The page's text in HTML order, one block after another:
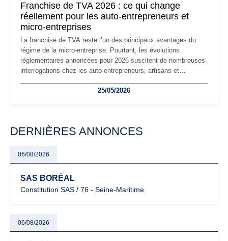
Franchise de TVA 2026 : ce qui change
réellement pour les auto-entrepreneurs et
micro-entreprises
La franchise de TVA reste l’un des principaux avantages du
régime de la micro-entreprise. Pourtant, les évolutions
réglementaires annoncées pour 2026 suscitent de nombreuses
interrogations chez les auto-entrepreneurs, artisans et
facturation ou risque de bascule vers la TVA : les règles
25/05/2026
DERNIÈRES ANNONCES
06/08/2026
SAS BORÉAL
Constitution SAS / 76 - Seine-Maritime
06/08/2026